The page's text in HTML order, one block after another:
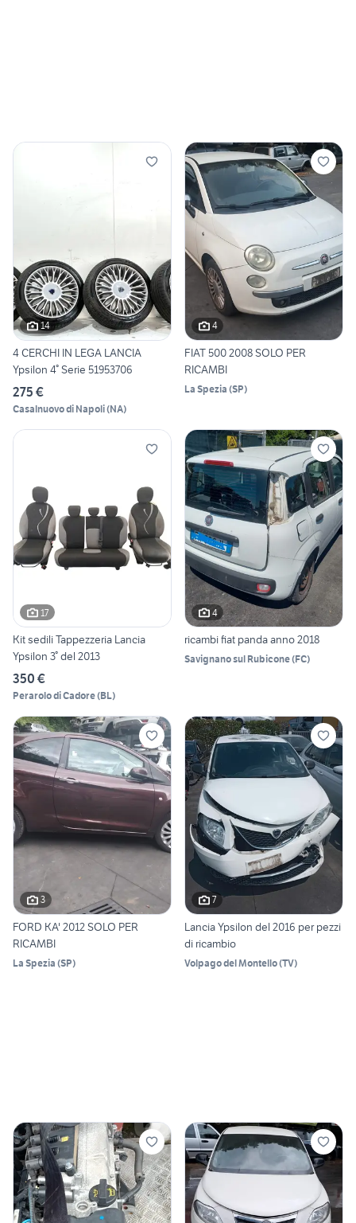
14
4 CERCHI IN LEGA LANCIA
Ypsilon 4° Serie 51953706
275 €
Casalnuovo di Napoli(NA)
4
FIAT 500 2008 SOLO PER
RICAMBI
La Spezia (SP)
17
Kit sedili Tappezzeria Lancia
Ypsilon 3° del 2013
350 €
Perarolo di Cadore(BL)
4
ricambi fiat panda anno 2018
Savignano sul Rubicone(FC)
3
FORD KA' 2012 SOLO PER
RICAMBI
La Spezia (SP)
7
Lancia Ypsilon del 2016 per pezzi
di ricambio
Volpago del Montello(TV)